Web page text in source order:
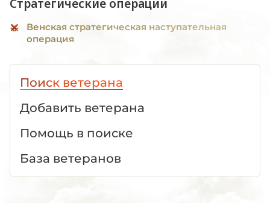
Стратегические операции
Венская стратегическая наступательная
операция
Поиск ветерана
Добавить ветерана
Помощь в поиске
База ветеранов